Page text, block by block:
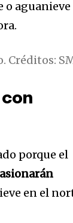
o aguanieve
Créditos:
porque el
en el